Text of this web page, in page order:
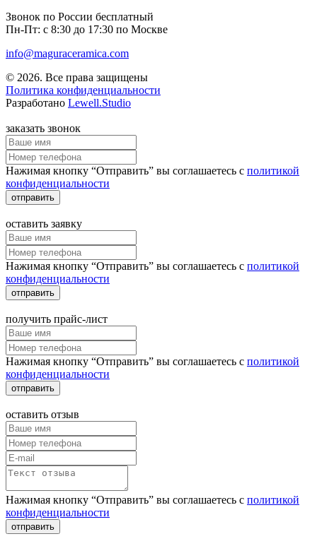
Звонок по России бесплатный
Пн-Пт: с 8:30 до 17:30 по Москве
info@maguraceramica.com
© 2026. Все права защищены
Политика конфиденциальности
Разработано Lewell.Studio
заказать звонок
Нажимая кнопку “Отправить” вы соглашаетесь с политикой
конфиденциальности
отправить
оставить заявку
Нажимая кнопку “Отправить” вы соглашаетесь с политикой
конфиденциальности
отправить
получить прайс-лист
Нажимая кнопку “Отправить” вы соглашаетесь с политикой
конфиденциальности
отправить
оставить отзыв
Нажимая кнопку “Отправить” вы соглашаетесь с политикой
конфиденциальности
отправить